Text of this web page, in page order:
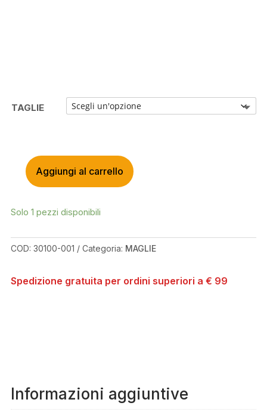
TAGLIE
FOX
RANGER
MID
TRED
QUANTITÀ
Aggiungi al carrello
Solo 1 pezzi disponibili
COD: 30100-001 Categoria: MAGLIE
Spedizione gratuita per ordini superiori a € 99
Informazioni aggiuntive